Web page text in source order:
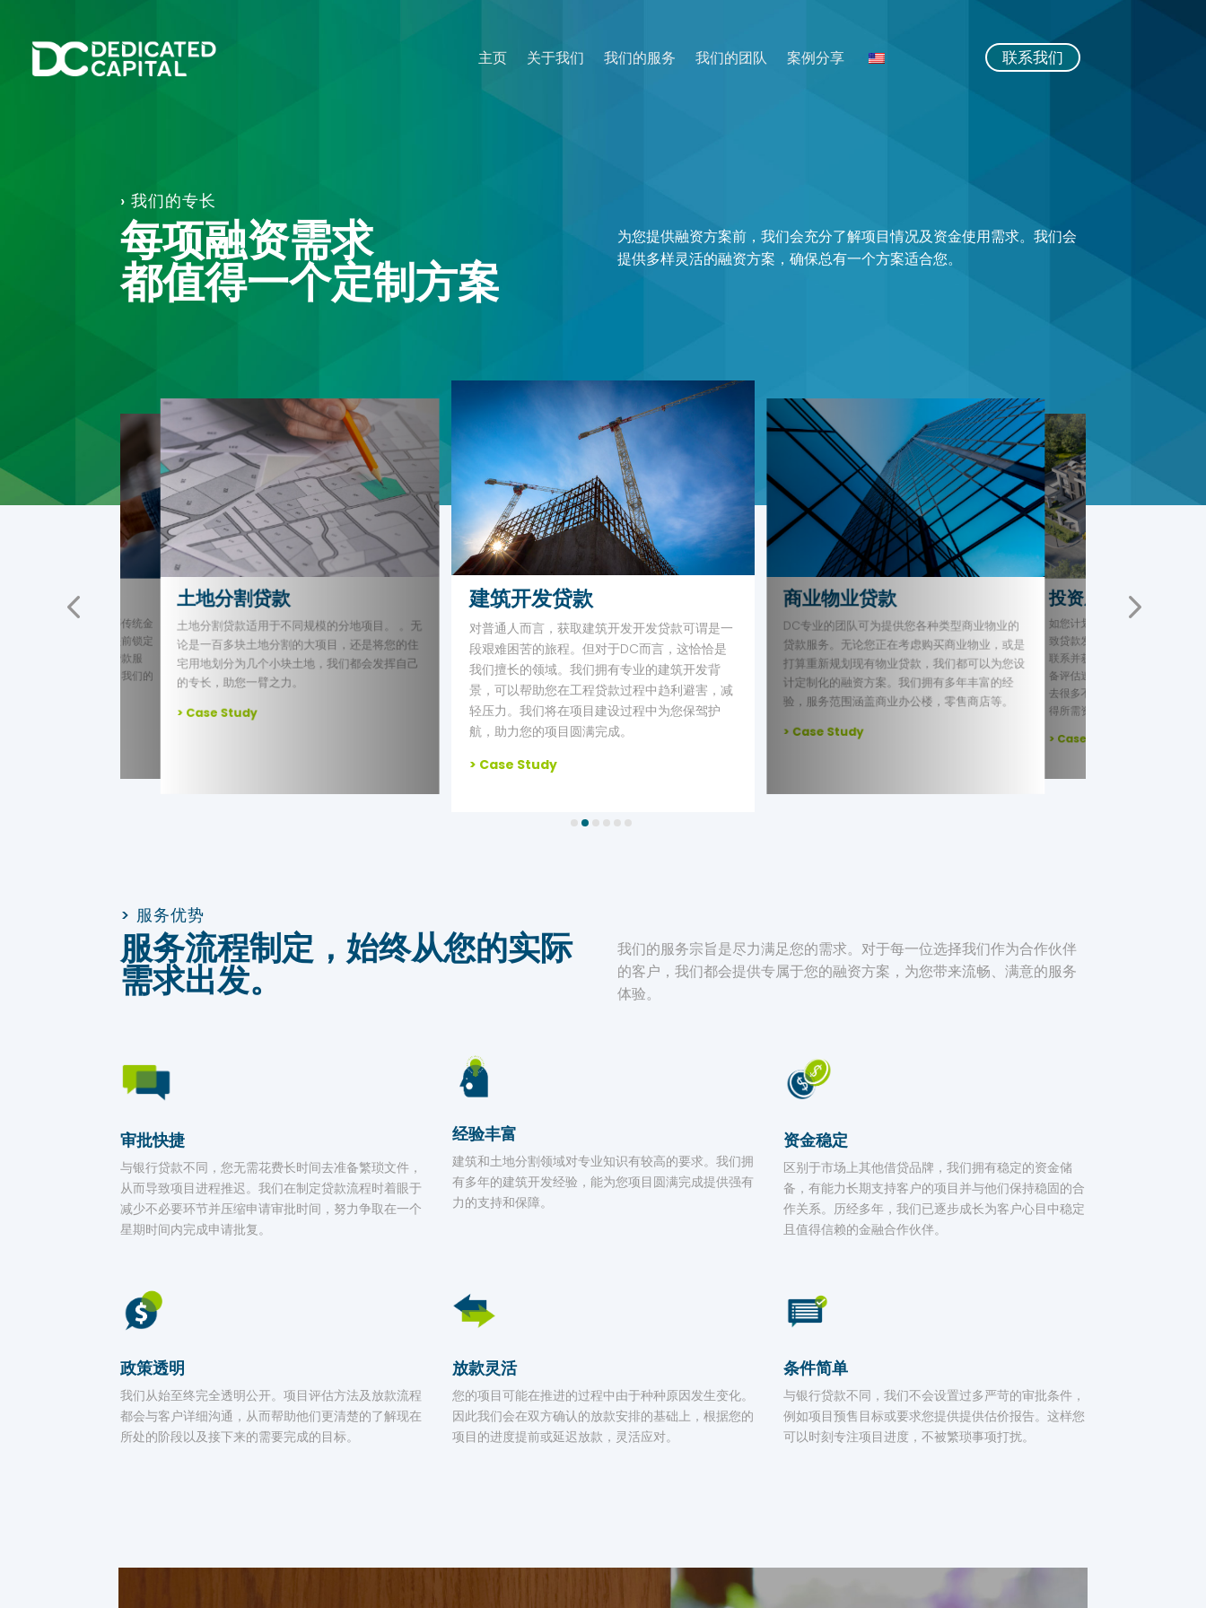
主页 关于我们 我们的服务 我们的团队 案例分享 联系我们
› 我们的专长
每项融资需求
都值得一个定制方案
为您提供融资方案前，我们会充分了解项目情况及资金使用需求。我们会
提供多样灵活的融资方案，确保总有一个方案适合您。
于不同规模的分地项目。 。无
地分割的大项目，还是将您的住
小块土地，我们都会发挥自己
建筑开发贷款
对普通人而言，获取建筑开发开发贷款可谓是一
段艰难困苦的旅程。但对于DC而言，这恰恰是
我们擅长的领域。我们拥有专业的建筑开发背
景，可以帮助您在工程贷款过程中趋利避害，减
航，助力您的项目圆满完成。
商业物业贷款
DC专业的团队可为提供您各种类型商业物业的
贷款服务。无论您正在考虑购买商业物业，或是
打算重新规划现有物业贷款，我们都可以为您设
计定制化的融资方案。我们拥有多年丰富的经
验，服务范围涵盖商业办公楼，零售商店等。
> Case Study
投资房贷款
如您计划购买投资房产，但由于银行方面问题导
致贷款发放延迟甚至无法获得贷款，您可与我们
联系并获得帮助。DC提供的投资房融资服务具
备评估速度快，审批流程简单的优势，可为您省
去很多不必要的中间环节，让您在较短时间内获
土地银行贷款
如您考虑在未来启动项目开发，
有土地以达到增值目的时，您可
银行贷款，融资金额将根据土地
可为您提供灵活的融资方案，确
进行。
> Case Study
> 服务优势
服务流程制定，始终从您的实际
需求出发。
我们的服务宗旨是尽力满足您的需求。对于每一位选择我们作为合作伙伴
的客户，我们都会提供专属于您的融资方案，为您带来流畅、满意的服务
体验。
审批快捷
与银行贷款不同，您无需花费长时间去准备繁琐文件，
从而导致项目进程推迟。我们在制定贷款流程时着眼于
减少不必要环节并压缩申请审批时间，努力争取在一个
星期时间内完成申请批复。
经验丰富
建筑和土地分割领域对专业知识有较高的要求。我们拥
有多年的建筑开发经验，能为您项目圆满完成提供强有
力的支持和保障。
资金稳定
区别于市场上其他借贷品牌，我们拥有稳定的资金储
备，有能力长期支持客户的项目并与他们保持稳固的合
作关系。历经多年，我们已逐步成长为客户心目中稳定
且值得信赖的金融合作伙伴。
政策透明
我们从始至终完全透明公开。项目评估方法及放款流程
都会与客户详细沟通，从而帮助他们更清楚的了解现在
所处的阶段以及接下来的需要完成的目标。
放款灵活
您的项目可能在推进的过程中由于种种原因发生变化。
因此我们会在双方确认的放款安排的基础上，根据您的
项目的进度提前或延迟放款，灵活应对。
条件简单
与银行贷款不同，我们不会设置过多严苛的审批条件，
例如项目预售目标或要求您提供提供估价报告。这样您
可以时刻专注项目进度，不被繁琐事项打扰。